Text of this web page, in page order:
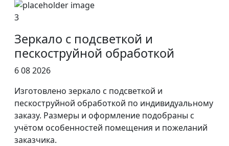
3
Зеркало с подсветкой и
пескоструйной обработкой
6 08 2026
Изготовлено зеркало с подсветкой и
пескоструйной обработкой по индивидуальному
заказу. Размеры и оформление подобраны с
учётом особенностей помещения и пожеланий
заказчика.